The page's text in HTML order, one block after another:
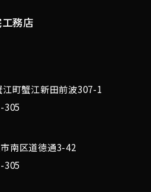
体識別情報などを指
収集方法）
録をする際に氏名，生
ールアドレス，銀行
ド番号，運転免許証番
することがあります。
どとの間でなされたユ
務店
町蟹江新田前波307-1
305
南区道徳通3-42
305